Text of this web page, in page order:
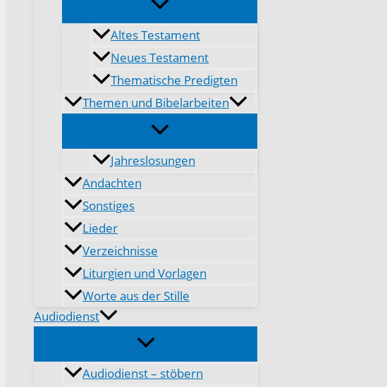
Altes Testament
Neues Testament
Thematische Predigten
Themen und Bibelarbeiten
Jahreslosungen
Andachten
Sonstiges
Lieder
Verzeichnisse
Liturgien und Vorlagen
Worte aus der Stille
Audiodienst
Audiodienst – stöbern